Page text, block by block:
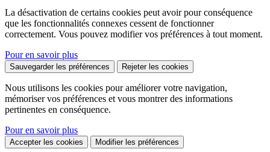
La désactivation de certains cookies peut avoir pour conséquence
que les fonctionnalités connexes cessent de fonctionner
correctement. Vous pouvez modifier vos préférences à tout moment.
Pour en savoir plus
Sauvegarder les préférences Rejeter les cookies
Nous utilisons les cookies pour améliorer votre navigation,
mémoriser vos préférences et vous montrer des informations
pertinentes en conséquence.
Pour en savoir plus
Accepter les cookies Modifier les préférences